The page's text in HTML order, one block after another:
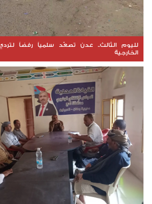
لليوم الثالث.. عدن تصعّد سلمياً رفضاً
الخارجية